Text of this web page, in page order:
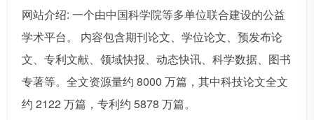
网站介绍: 一个由中国科学院等多单位联合建设的公益
学术平台。 内容包含期刊论文、学位论文、预发布论
文、专利文献、领域快报、动态快讯、科学数据、图书
专著等。全文资源量约 8000 万篇，其中科技论文全文
约 2122 万篇，专利约 5878 万篇。